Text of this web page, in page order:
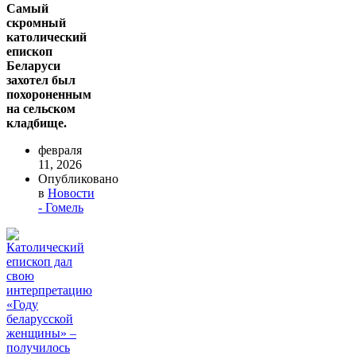
Самый
скромный
католический
епископ
Беларуси
захотел был
похороненным
на сельском
кладбище.
февраля
11, 2026
Опубликовано
в Новости
- Гомель